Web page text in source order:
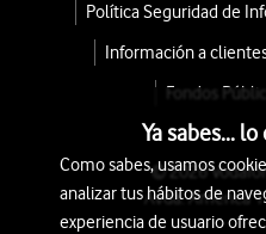
Política Seguridad de
Información a
Fondos
© 2026
Avda. América
Ya sabes...
Como sabes, usamos
analizar tus hábitos de
experiencia de usuario